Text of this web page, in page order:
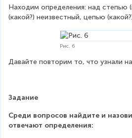
Находим определения: над степью
(какой?) неизвестный, цепью
Рис. 6
Давайте повторим то, что узнали
Задание
Среди вопросов найдите и
отвечают определения: